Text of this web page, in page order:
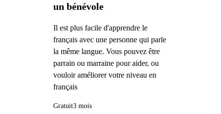
un bénévole
Il est plus facile d'apprendre le
français avec une personne qui parle
la même langue. Vous pouvez être
parrain ou marraine pour aider, ou
vouloir améliorer votre niveau en
français
Gratuit3 mois